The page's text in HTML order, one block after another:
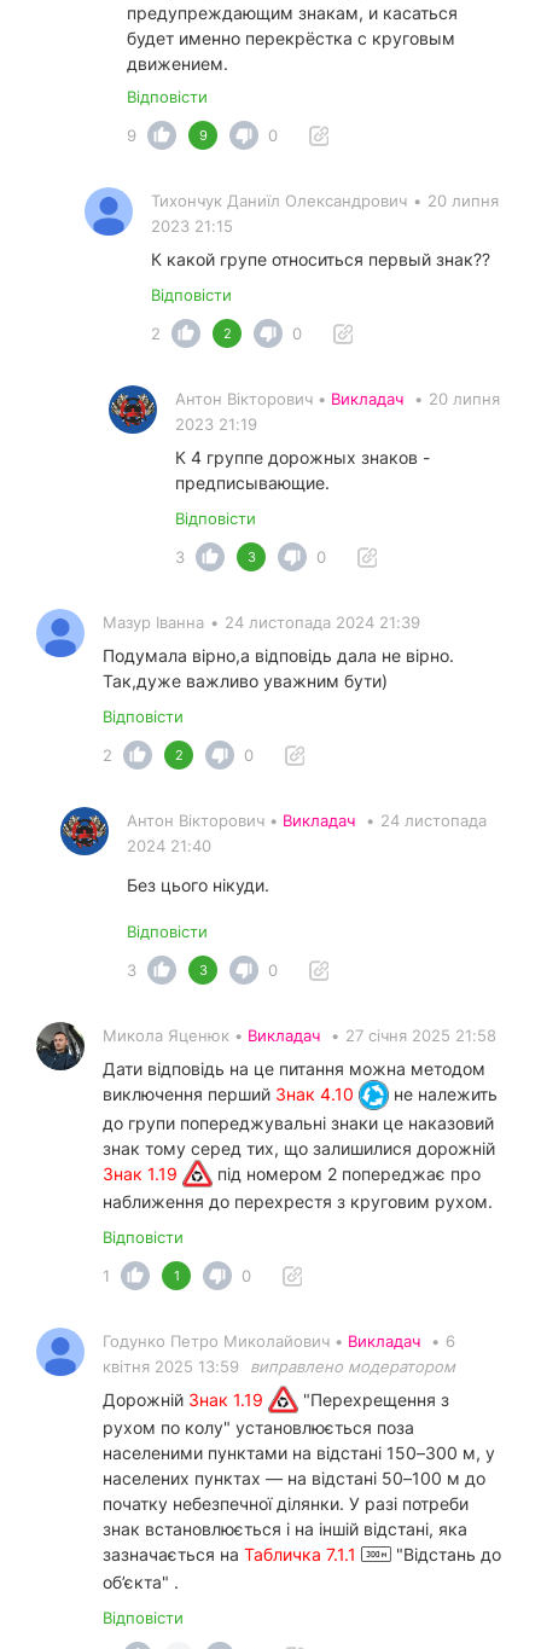
предупреждающим знакам, и касаться
будет именно перекрёстка с круговым
движением.
Відповісти
9
9 0
Тихончук Даниїл Олександрович • 20 липня
2023 21:15
К какой групе относиться первый знак??
Відповісти
2
2 0
Антон Вікторович • Викладач • 20 липня
2023 21:19
К 4 группе дорожных знаков -
предписывающие.
Відповісти
3
3 0
Мазур Іванна • 24 листопада 2024 21:39
Подумала вірно,а відповідь дала не вірно.
Так,дуже важливо уважним бути)
Відповісти
2
2 0
Антон Вікторович • Викладач • 24 листопада
2024 21:40
Без цього нікуди.
Відповісти
3
3 0
Микола Яценюк • Викладач • 27 січня 2025 21:58
Дати відповідь на це питання можна методом
виключення перший Знак 4.10
не належить
до групи попереджувальні знаки це наказовий
знак тому серед тих, що залишилися дорожній
Знак 1.19
під номером 2 попереджає про
наближення до перехрестя з круговим рухом.
Відповісти
1
1 0
Годунко Петро Миколайович • Викладач • 6
квітня 2025 13:59
виправлено модератором
Дорожній Знак 1.19
"Перехрещення з
рухом по колу" установлюється поза
населеними пунктами на відстані 150–300 м, у
населених пунктах — на відстані 50–100 м до
початку небезпечної ділянки. У разі потреби
знак встановлюється і на іншій відстані, яка
зазначається на Табличка 7.1.1
"Відстань до
об’єкта" .
Відповісти